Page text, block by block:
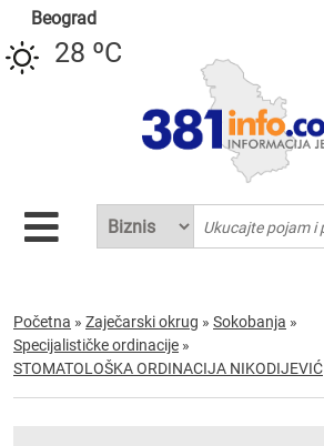
Beograd
28 ºC
Početna » Zaječarski okrug » Sokobanja »
Specijalističke ordinacije »
STOMATOLOŠKA ORDINACIJA NIKODIJEVIĆ